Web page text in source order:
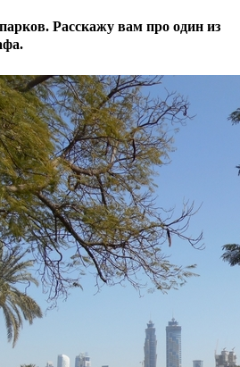
Расскажу вам про один из